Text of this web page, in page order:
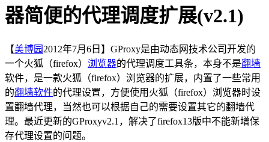
器简便的代理调度扩展(v2.1)
【美博园 2012年7月6日】GProxy是由动态网技术公司开发的
一个火狐（firefox） 浏览器的代理调度工具条，本身不是翻墙
软件，是一款火狐（firefox）浏览器的扩展，内置了一些常用
的翻墙软件的代理设置，方便使用火狐（firefox）浏览器时设
置翻墙代理，当然也可以根据自己的需要设置其它的翻墙代
理。最近更新的GProxyv2.1，解决了firefox13版中不能新增保
存代理设置的问题。